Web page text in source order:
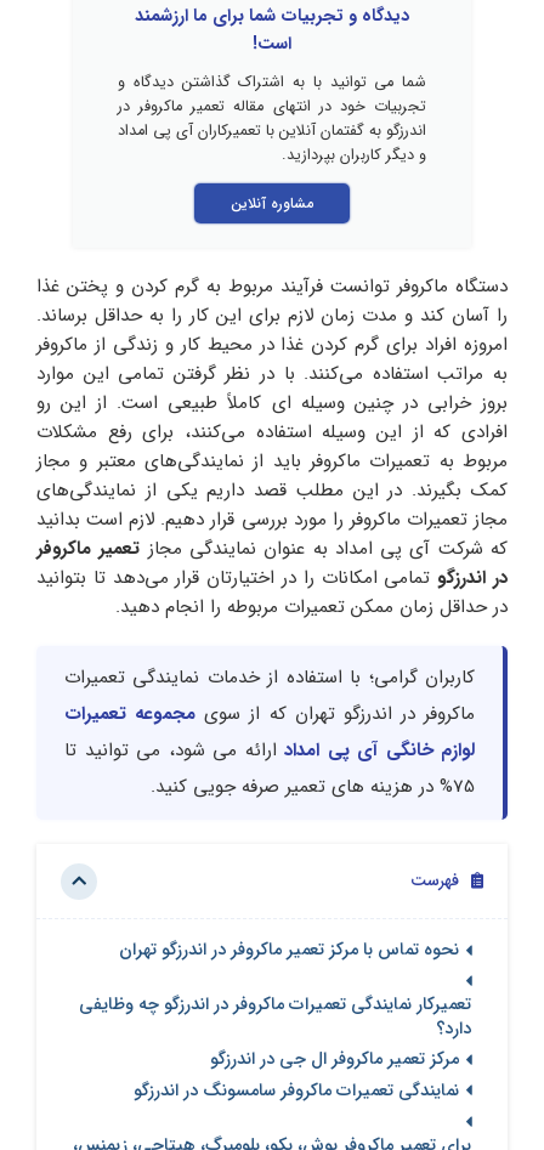
دیدگاه و تجربیات شما برای ما ارزشمند
است!
شما می توانید با به اشتراک گذاشتن دیدگاه و
تجربیات خود در انتهای مقاله تعمیر ماکروفر در
اندرزگو به گفتمان آنلاین با تعمیرکاران آی پی امداد
و دیگر کاربران بپردازید.
مشاوره آنلاین
دستگاه ماکروفر توانست فرآیند مربوط به گرم کردن و پختن غذا
را آسان کند و مدت زمان لازم‌ برای این کار را به حداقل برساند.
امروزه افراد برای گرم‌ کردن غذا در محیط کار و زندگی‌ از‌ ماکروفر
به مراتب استفاده می‌کنند. با در نظر گرفتن تمامی این موارد
بروز خرابی در چنین وسیله ای کاملاً طبیعی است. از این رو
افرادی که از این وسیله استفاده می‌کنند، برای رفع مشکلات
مربوط به تعمیرات ماکروفر باید از نمایندگی‌های معتبر و مجاز
کمک بگیرند. در این مطلب قصد داریم یکی از نمایندگی‌های
مجاز تعمیرات ماکروفر را مورد بررسی قرار دهیم. لازم است بدانید
که شرکت آی پی امداد به عنوان نمایندگی مجاز تعمیر ماکروفر
در اندرزگو تمامی امکانات را در اختیارتان قرار می‌دهد تا بتوانید
در حداقل زمان ممکن تعمیرات مربوطه را انجام دهید.
کاربران گرامی؛ با استفاده از خدمات نمایندگی تعمیرات
ماکروفر در اندرزگو تهران که از سوی مجموعه تعمیرات
لوازم خانگی آی پی امداد ارائه می شود، می توانید تا
75% در هزینه های تعمیر صرفه جویی کنید.
فهرست
نحوه تماس با مرکز تعمیر ماکروفر در اندرزگو تهران
تعمیرکار نمایندگی تعمیرات ماکروفر در اندرزگو چه وظایفی
دارد؟
مرکز تعمیر ماکروفر ال جی در اندرزگو
نمایندگی تعمیرات ماکروفر سامسونگ در اندرزگو